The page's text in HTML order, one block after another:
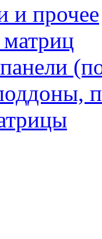
и прочее